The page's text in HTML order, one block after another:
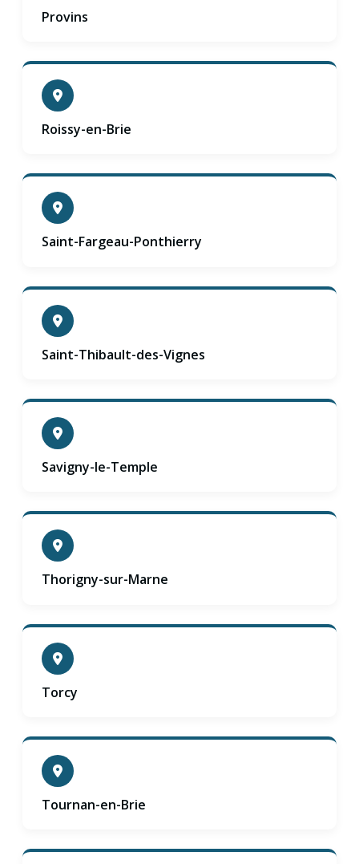
Provins
Roissy-en-Brie
Saint-Fargeau-Ponthierry
Saint-Thibault-des-Vignes
Savigny-le-Temple
Thorigny-sur-Marne
Torcy
Tournan-en-Brie